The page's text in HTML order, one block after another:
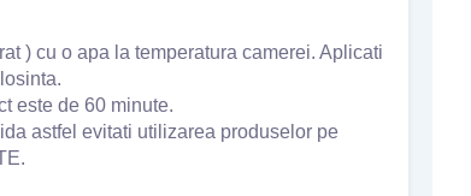
) cu o apa la temperatura camerei. Aplicati
este de 60 minute.
astfel evitati utilizarea produselor pe